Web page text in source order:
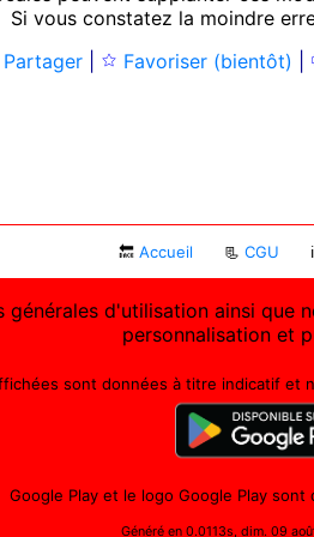
Si vous constatez la moindre
Favoriser (bientôt)
🔙 Accueil 📃 CGU ℹ
d'utilisation ainsi
personnalisation et
sont données à titre indicatif
Google Play et le logo Google Play sont
Généré en 0.0113s, dim. 09